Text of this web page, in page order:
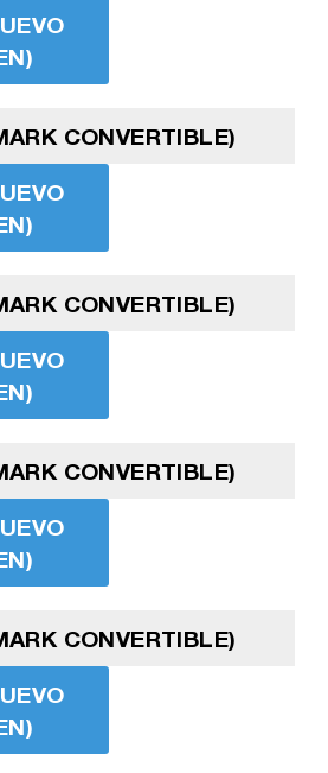
CONVERTIBLE)
CONVERTIBLE)
CONVERTIBLE)
CONVERTIBLE)